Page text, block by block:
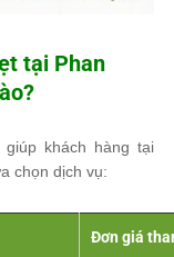
tại Phan
khách hàng tại
chọn dịch vụ:
Đơn giá